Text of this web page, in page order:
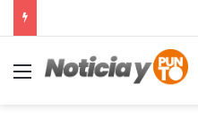
Menú